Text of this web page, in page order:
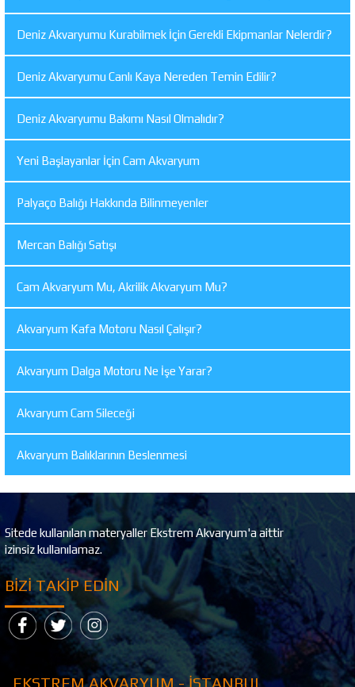
Deniz Akvaryumu Kurabilmek İçin Gerekli Ekipmanlar Nelerdir?
Deniz Akvaryumu Canlı Kaya Nereden Temin Edilir?
Deniz Akvaryumu Bakımı Nasıl Olmalıdır?
Yeni Başlayanlar İçin Cam Akvaryum
Palyaço Balığı Hakkında Bilinmeyenler
Mercan Balığı Satışı
Cam Akvaryum Mu, Akrilik Akvaryum Mu?
Akvaryum Kafa Motoru Nasıl Çalışır?
Akvaryum Dalga Motoru Ne İşe Yarar?
Akvaryum Cam Sileceği
Akvaryum Balıklarının Beslenmesi
Sitede kullanılan materyaller Ekstrem Akvaryum'a aittir
izinsiz kullanılamaz.
BIZI TAKIP EDIN
EKSTREM AKVARYUM - İSTANBUL